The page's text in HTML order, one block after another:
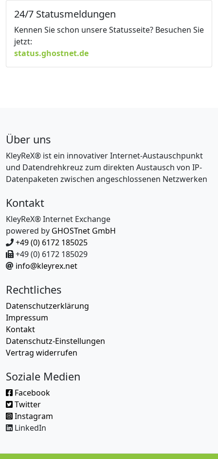
24/7 Statusmeldungen
Kennen Sie schon unsere Statusseite? Besuchen Sie
jetzt:
status.ghostnet.de
Über uns
KleyReX® ist ein innovativer Internet-Austauschpunkt
und Datendrehkreuz zum direkten Austausch von IP-
Datenpaketen zwischen angeschlossenen Netzwerken
Kontakt
KleyReX® Internet Exchange
powered by GHOSTnet GmbH
+49 (0) 6172 185025
+49 (0) 6172 185029
info@kleyrex.net
Rechtliches
Datenschutzerklärung
Impressum
Kontakt
Datenschutz-Einstellungen
Vertrag widerrufen
Soziale Medien
Facebook
Twitter
Instagram
LinkedIn